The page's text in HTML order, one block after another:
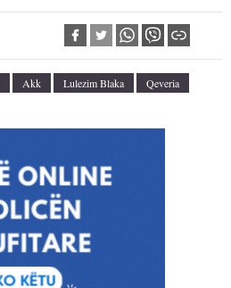
Akk Lulezim Blaka Qeveria